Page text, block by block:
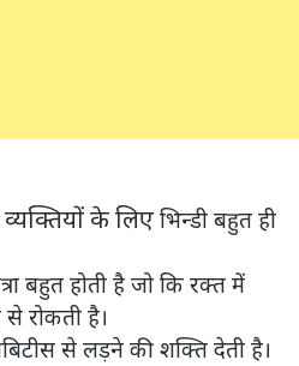
के लिएभिन्डी बहुत ही
बहुत होती है जो कि रक्त में
रोकती है।
से लड़ने की शक्ति देती है।